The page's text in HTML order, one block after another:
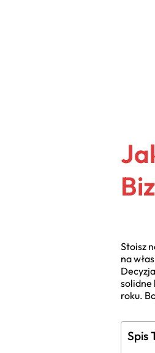
Stoisz
na
solidne
roku.
Spis